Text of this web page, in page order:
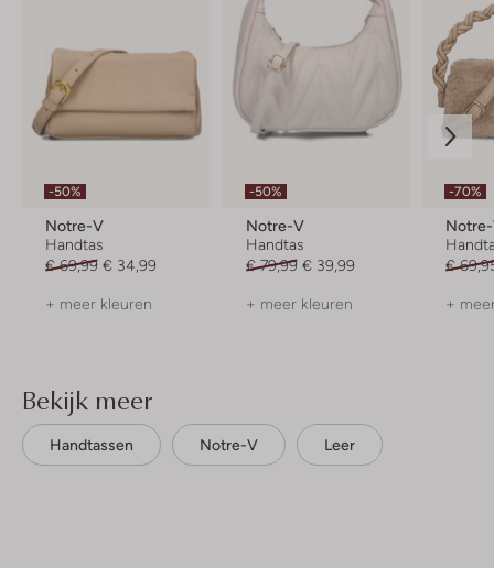
-50%
Notre-V
Handtas
€ 69,99 € 34,99
+ meer kleuren
-50%
Notre-V
Handtas
€ 79,99 € 39,99
+ meer kleuren
-70%
€
+
Bekijk meer
Handtassen Notre-V Leer